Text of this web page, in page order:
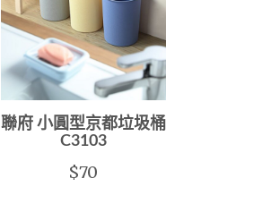
聯府 小圓型京都垃圾桶
C3103
$70